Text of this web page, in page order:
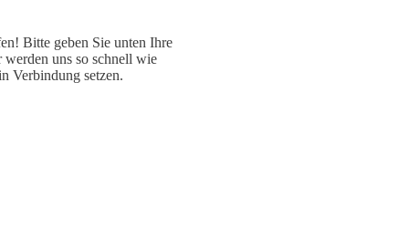
Bitte geben Sie unten Ihre
uns so schnell wie
Verbindung setzen.